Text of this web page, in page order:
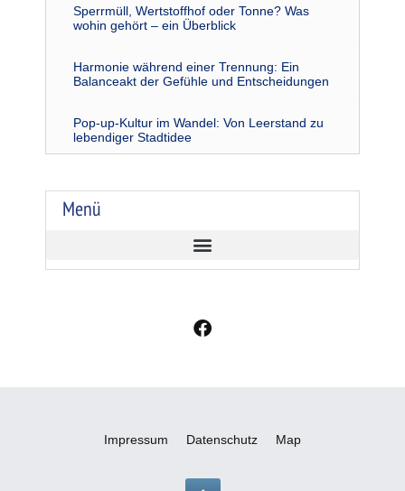
Sperrmüll, Wertstoffhof oder Tonne? Was
wohin gehört – ein Überblick
Harmonie während einer Trennung: Ein
Balanceakt der Gefühle und Entscheidungen
Pop-up-Kultur im Wandel: Von Leerstand zu
lebendiger Stadtidee
Menü
F
a
o
k
Impressum Datenschutz Map